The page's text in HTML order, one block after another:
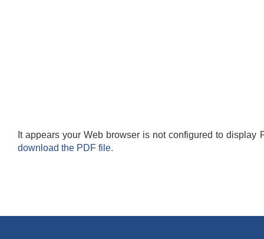
It appears your Web browser is not configured to display
download the PDF file.